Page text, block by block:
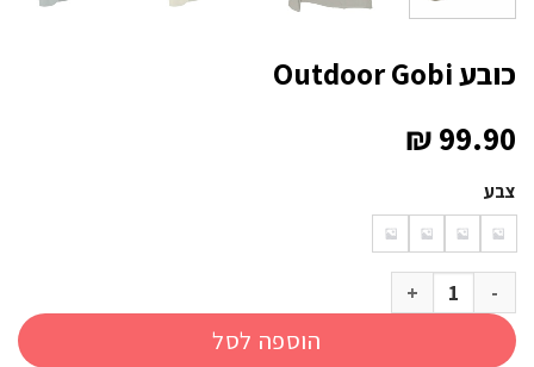
כובע Outdoor Gobi
₪99.90
צבע
כמות של כובע Outdoor Gobi
הוספה לסל